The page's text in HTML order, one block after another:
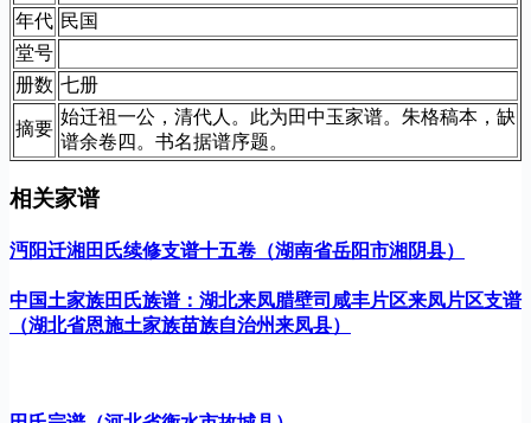
年代 民国
堂号
册数 七册
摘要
始迁祖一公，清代人。此为田中玉家谱。朱格稿本，缺
谱余卷四。书名据谱序题。
相关家谱
沔阳迁湘田氏续修支谱十五卷（湖南省岳阳市湘阴县）
中国土家族田氏族谱：湖北来凤腊壁司咸丰片区来凤片区支谱
（湖北省恩施土家族苗族自治州来凤县）